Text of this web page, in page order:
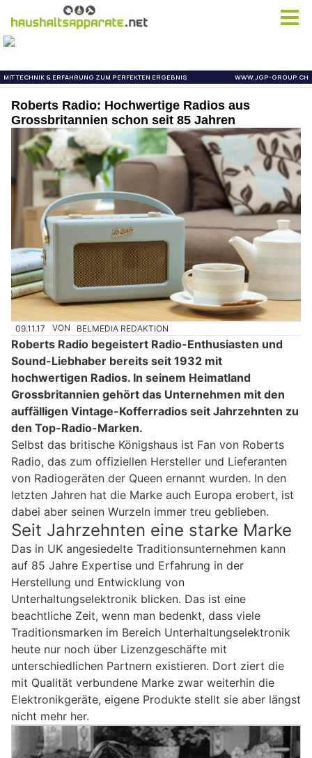
Roberts Radio: Hochwertige Radios aus
Grossbritannien schon seit 85 Jahren
09.11.17 VON BELMEDIA REDAKTION
Roberts Radio begeistert Radio-Enthusiasten und
Sound-Liebhaber bereits seit 1932 mit
hochwertigen Radios. In seinem Heimatland
Grossbritannien gehört das Unternehmen mit den
auffälligen Vintage-Kofferradios seit Jahrzehnten zu
den Top-Radio-Marken.
Selbst das britische Königshaus ist Fan von Roberts
Radio, das zum offiziellen Hersteller und Lieferanten
von Radiogeräten der Queen ernannt wurden. In den
letzten Jahren hat die Marke auch Europa erobert, ist
dabei aber seinen Wurzeln immer treu geblieben.
Seit Jahrzehnten eine starke Marke
Das in UK angesiedelte Traditionsunternehmen kann
auf 85 Jahre Expertise und Erfahrung in der
Herstellung und Entwicklung von
Unterhaltungselektronik blicken. Das ist eine
beachtliche Zeit, wenn man bedenkt, dass viele
Traditionsmarken im Bereich Unterhaltungselektronik
heute nur noch über Lizenzgeschäfte mit
unterschiedlichen Partnern existieren. Dort ziert die
mit Qualität verbundene Marke zwar weiterhin die
Elektronikgeräte, eigene Produkte stellt sie aber längst
nicht mehr her.